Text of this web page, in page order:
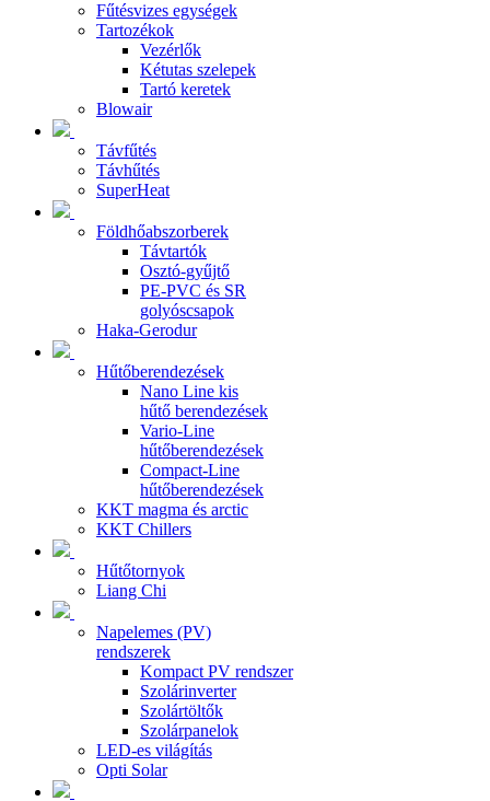
Fűtésvizes egységek
Tartozékok
Vezérlők
Kétutas szelepek
Tartó keretek
Blowair
Távfűtés
Távhűtés
SuperHeat
Földhőabszorberek
Távtartók
Osztó-gyűjtő
PE-PVC és SR
golyóscsapok
Haka-Gerodur
Hűtőberendezések
Nano Line kis
hűtő berendezések
Vario-Line
hűtőberendezések
Compact-Line
hűtőberendezések
KKT magma és arctic
KKT Chillers
Hűtőtornyok
Liang Chi
Napelemes (PV)
rendszerek
Kompact PV rendszer
Szolárinverter
Szolártöltők
Szolárpanelok
LED-es világítás
Opti Solar